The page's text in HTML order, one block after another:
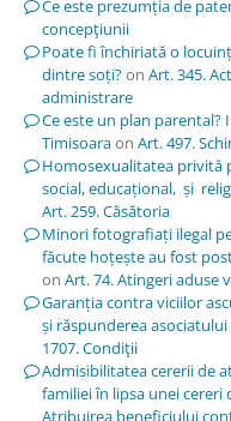
Ce este prezumția de
concepţiunii
Poate fi închiriată o
dintre soți?on Art. 345.
administrare
Ce este un plan parental?
Timisoaraon Art. 497.
Homosexualitatea privită
social, educațional, și
Art. 259. Căsătoria
Minori fotografiați ilegal
făcute hoțește au fost
on Art. 74. Atingeri aduse
Garanția contra viciilor
și răspunderea
1707. Condiţii
Admisibilitatea cererii de
familiei în lipsa unei cereri
Atribuirea beneficiului